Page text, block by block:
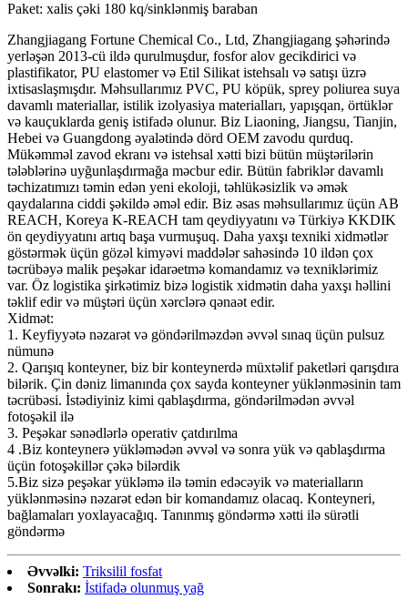
Paket: xalis çəki 180 kq/sinklənmiş baraban
Zhangjiagang Fortune Chemical Co., Ltd, Zhangjiagang şəhərində
yerləşən 2013-cü ildə qurulmuşdur, fosfor alov gecikdirici və
plastifikator, PU elastomer və Etil Silikat istehsalı və satışı üzrə
ixtisaslaşmışdır. Məhsullarımız PVC, PU köpük, sprey poliurea suya
davamlı materiallar, istilik izolyasiya materialları, yapışqan, örtüklər
və kauçuklarda geniş istifadə olunur. Biz Liaoning, Jiangsu, Tianjin,
Hebei və Guangdong əyalətində dörd OEM zavodu qurduq.
Mükəmməl zavod ekranı və istehsal xətti bizi bütün müştərilərin
tələblərinə uyğunlaşdırmağa məcbur edir. Bütün fabriklər davamlı
təchizatımızı təmin edən yeni ekoloji, təhlükəsizlik və əmək
qaydalarına ciddi şəkildə əməl edir. Biz əsas məhsullarımız üçün AB
REACH, Koreya K-REACH tam qeydiyyatını və Türkiyə KKDIK
ön qeydiyyatını artıq başa vurmuşuq. Daha yaxşı texniki xidmətlər
göstərmək üçün gözəl kimyəvi maddələr sahəsində 10 ildən çox
təcrübəyə malik peşəkar idarəetmə komandamız və texniklərimiz
var. Öz logistika şirkətimiz bizə logistik xidmətin daha yaxşı həllini
təklif edir və müştəri üçün xərclərə qənaət edir.
Xidmət:
1. Keyfiyyətə nəzarət və göndərilməzdən əvvəl sınaq üçün pulsuz
nümunə
2. Qarışıq konteyner, biz bir konteynerdə müxtəlif paketləri qarışdıra
bilərik. Çin dəniz limanında çox sayda konteyner yüklənməsinin tam
təcrübəsi. İstədiyiniz kimi qablaşdırma, göndərilmədən əvvəl
fotoşəkil ilə
3. Peşəkar sənədlərlə operativ çatdırılma
4 .Biz konteynerə yükləmədən əvvəl və sonra yük və qablaşdırma
üçün fotoşəkillər çəkə bilərdik
5.Biz sizə peşəkar yükləmə ilə təmin edəcəyik və materialların
yüklənməsinə nəzarət edən bir komandamız olacaq. Konteyneri,
bağlamaları yoxlayacağıq. Tanınmış göndərmə xətti ilə sürətli
göndərmə
Əvvəlki: Triksilil fosfat
Sonrakı: İstifadə olunmuş yağ